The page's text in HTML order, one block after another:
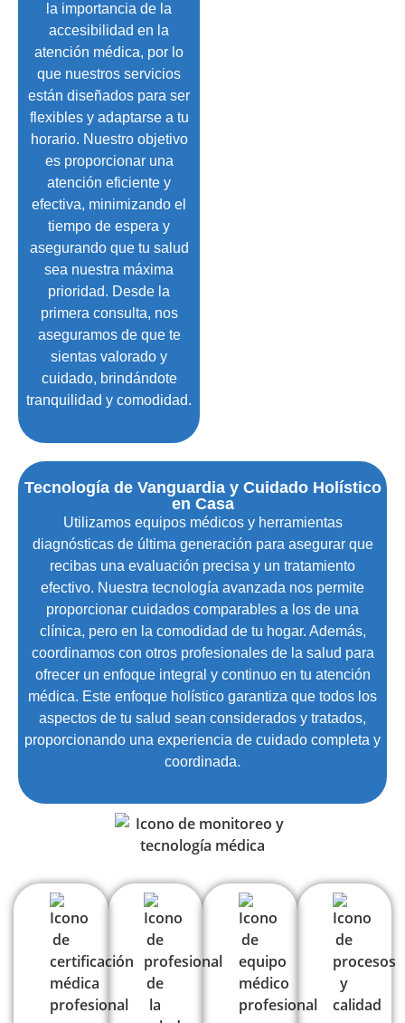
la importancia de la
accesibilidad en la
atención médica, por lo
que nuestros servicios
están diseñados para ser
flexibles y adaptarse a tu
horario. Nuestro objetivo
es proporcionar una
atención eficiente y
efectiva, minimizando el
tiempo de espera y
asegurando que tu salud
sea nuestra máxima
prioridad. Desde la
primera consulta, nos
aseguramos de que te
sientas valorado y
cuidado, brindándote
tranquilidad y comodidad.
Tecnología de Vanguardia y Cuidado Holístico
en Casa
Utilizamos equipos médicos y herramientas
diagnósticas de última generación para asegurar que
recibas una evaluación precisa y un tratamiento
efectivo. Nuestra tecnología avanzada nos permite
proporcionar cuidados comparables a los de una
clínica, pero en la comodidad de tu hogar. Además,
coordinamos con otros profesionales de la salud para
ofrecer un enfoque integral y continuo en tu atención
médica. Este enfoque holístico garantiza que todos los
aspectos de tu salud sean considerados y tratados,
proporcionando una experiencia de cuidado completa y
coordinada.